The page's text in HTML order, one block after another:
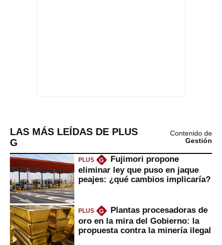
LAS MÁS LEÍDAS DE PLUS
G
Contenido de
Gestión
PLUS G
Fujimori propone
eliminar ley que puso en jaque
peajes: ¿qué cambios implicaría?
PLUS G
Plantas procesadoras de
oro en la mira del Gobierno: la
propuesta contra la minería ilegal